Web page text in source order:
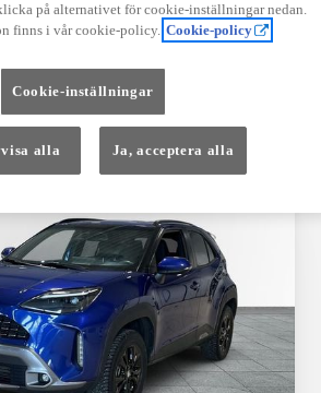
Kontakta återförsäljare
på alternativet för cookie-inställningar nedan.
finns i vår cookie-policy. Cookie-policy
Cookie-inställningar
alla Ja, acceptera alla